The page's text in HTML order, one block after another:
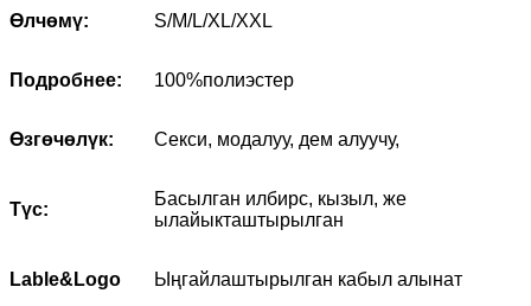
Өлчөмү: S/M/L/XL/XXL
Подробнее: 100%полиэстер
Өзгөчөлүк: Секси, модалуу, дем алуучу,
Түс:
Басылган илбирс, кызыл, же
ылайыкташтырылган
Lable&Logo Ыңгайлаштырылган кабыл алынат